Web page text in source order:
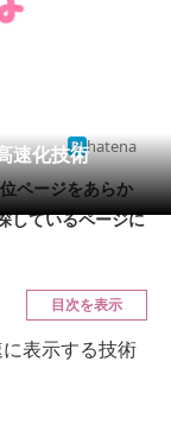
速化技術hatena
ページをあらか
しているページに
目次を表示
表示する技術